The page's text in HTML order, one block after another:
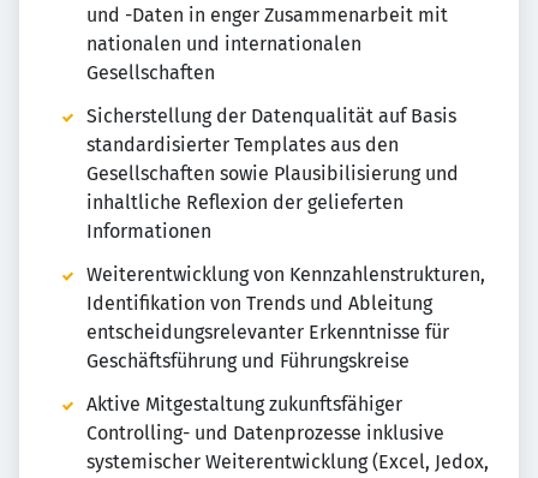
und -Daten in enger Zusammenarbeit mit
nationalen und internationalen
Gesellschaften
Sicherstellung der Datenqualität auf Basis
standardisierter Templates aus den
Gesellschaften sowie Plausibilisierung und
inhaltliche Reflexion der gelieferten
Informationen
Weiterentwicklung von Kennzahlenstrukturen,
Identifikation von Trends und Ableitung
entscheidungsrelevanter Erkenntnisse für
Geschäftsführung und Führungskreise
Aktive Mitgestaltung zukunftsfähiger
Controlling- und Datenprozesse inklusive
systemischer Weiterentwicklung (Excel, Jedox,